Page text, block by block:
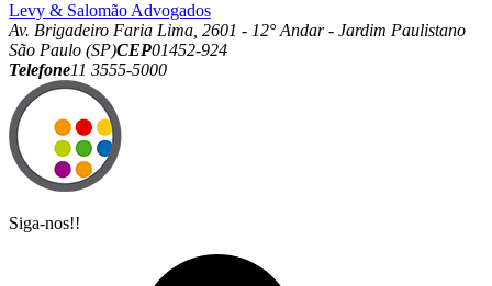
Levy & Salomão Advogados
Av. Brigadeiro Faria Lima, 2601 - 12° Andar - Jardim Paulistano
São Paulo (SP)CEP01452-924
Telefone11 3555-5000
Siga-nos!!